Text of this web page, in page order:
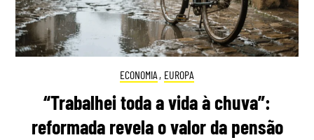
ECONOMIA , EUROPA
“Trabalhei toda a vida à chuva”:
reformada revela o valor da pensão